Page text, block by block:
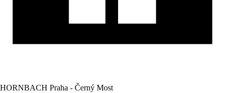
HORNBACH Praha - Černý Most